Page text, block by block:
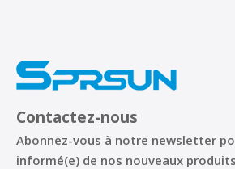
Contactez-nous
Abonnez-vous à notre newsletter
informé(e) de nos nouveaux